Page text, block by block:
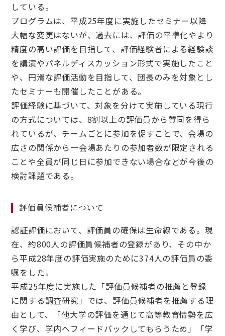
している。
プログラムは、平成25年度に実施したセミナー以降
大幅な変更はないが、過去には、評価の平準化やより
精度の高い評価を目指して、評価経験者による経験談
を講演やパネルディスカッション形式で実施したこと
や、円滑な評価活動を目指して、団長のみを対象とし
たセミナーも開催したことがある。
評価経験に基づいて、対象を分けて実施している現行
の方式については、8割以上の評価員から賛同を得ら
れているが、チームごとに参加を促すことで、会場の
広さの関係から一会場あたりの参加者数が限定される
ことや全員が同じ日に参加できない場合などが今後の
検討課題である。
評価員候補者について
認証評価において、評価員の確保は生命線である。現
在、約800人の評価員候補者の登録があり、その中か
ら平成28年度の評価実施のために374人の評価員の委
嘱をした。
平成25年度に実施した「評価員候補者の推薦と登録
に関する調査研究」では、評価員候補者を推薦する理
由として、「他大学の評価を通じて高等教育情勢を広
く学び、学内へフィードバックしてもらうため」「学